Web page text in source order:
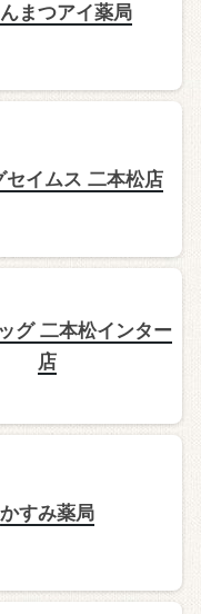
まつアイ薬局
セイムス 二本松店
グ 二本松インター
店
かすみ薬局